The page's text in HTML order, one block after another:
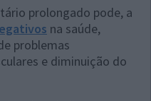
prolongado pode, a
na saúde,
problemas
e diminuição do